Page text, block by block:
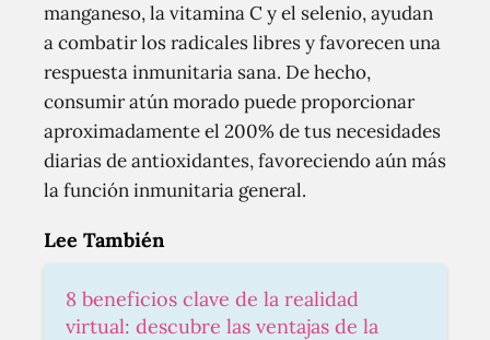
manganeso, la vitamina C y el selenio, ayudan
a combatir los radicales libres y favorecen una
respuesta inmunitaria sana. De hecho,
consumir atún morado puede proporcionar
aproximadamente el 200% de tus necesidades
diarias de antioxidantes, favoreciendo aún más
la función inmunitaria general.
Lee También
8 beneficios clave de la realidad
virtual: descubre las ventajas de la